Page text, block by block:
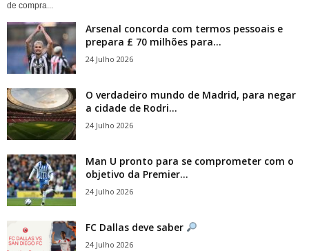
de compra...
Arsenal concorda com termos pessoais e
prepara £ 70 milhões para...
24 Julho 2026
O verdadeiro mundo de Madrid, para negar
a cidade de Rodri...
24 Julho 2026
Man U pronto para se comprometer com o
objetivo da Premier...
24 Julho 2026
FC Dallas deve saber
24 Julho 2026